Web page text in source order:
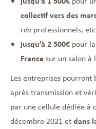
collectif vers des
rdv professionnels,
jusqu’à 2 500€ pour la
Francesur un salon à
Les entreprises pourront
après transmission et
par une cellule dédiée à
décembre 2021 etdans